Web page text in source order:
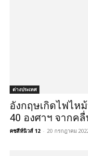
ต่างประเทศ
อังกฤษเกิดไฟไห
40 องศาฯ จากค
คชสีห์นิวส์ 12 - 20 กรกฎาคม